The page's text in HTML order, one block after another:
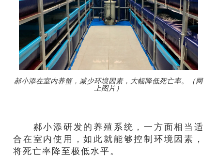
郝小添在室内养蟹，减少环境因素，大幅降低死亡率。（网
上图片）
郝小添研发的养殖系统，一方面相当适
合在室内使用，如此就能够控制环境因素，
将死亡率降至极低水平。